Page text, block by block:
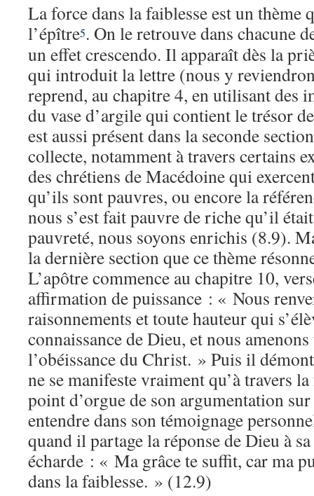
La force dans la faiblesse est un thème
l’épître5. On le retrouve dans chacune
un effet crescendo. Il apparaît dès la
qui introduit la lettre (nous y
reprend, au chapitre 4, en utilisant des
du vase d’argile qui contient le trésor
est aussi présent dans la seconde
collecte, notamment à travers certains
des chrétiens de Macédoine qui
qu’ils sont pauvres, ou encore la
nous s’est fait pauvre de riche qu’il
pauvreté, nous soyons enrichis (8.9).
la dernière section que ce thème
L’apôtre commence au chapitre 10,
affirmation de puissance : « Nous
raisonnements et toute hauteur qui
connaissance de Dieu, et nous
l’obéissance du Christ. » Puis il
ne se manifeste vraiment qu’à travers
point d’orgue de son argumentation
entendre dans son témoignage
quand il partage la réponse de Dieu à
écharde : « Ma grâce te suffit, car ma
dans la faiblesse. » (12.9)